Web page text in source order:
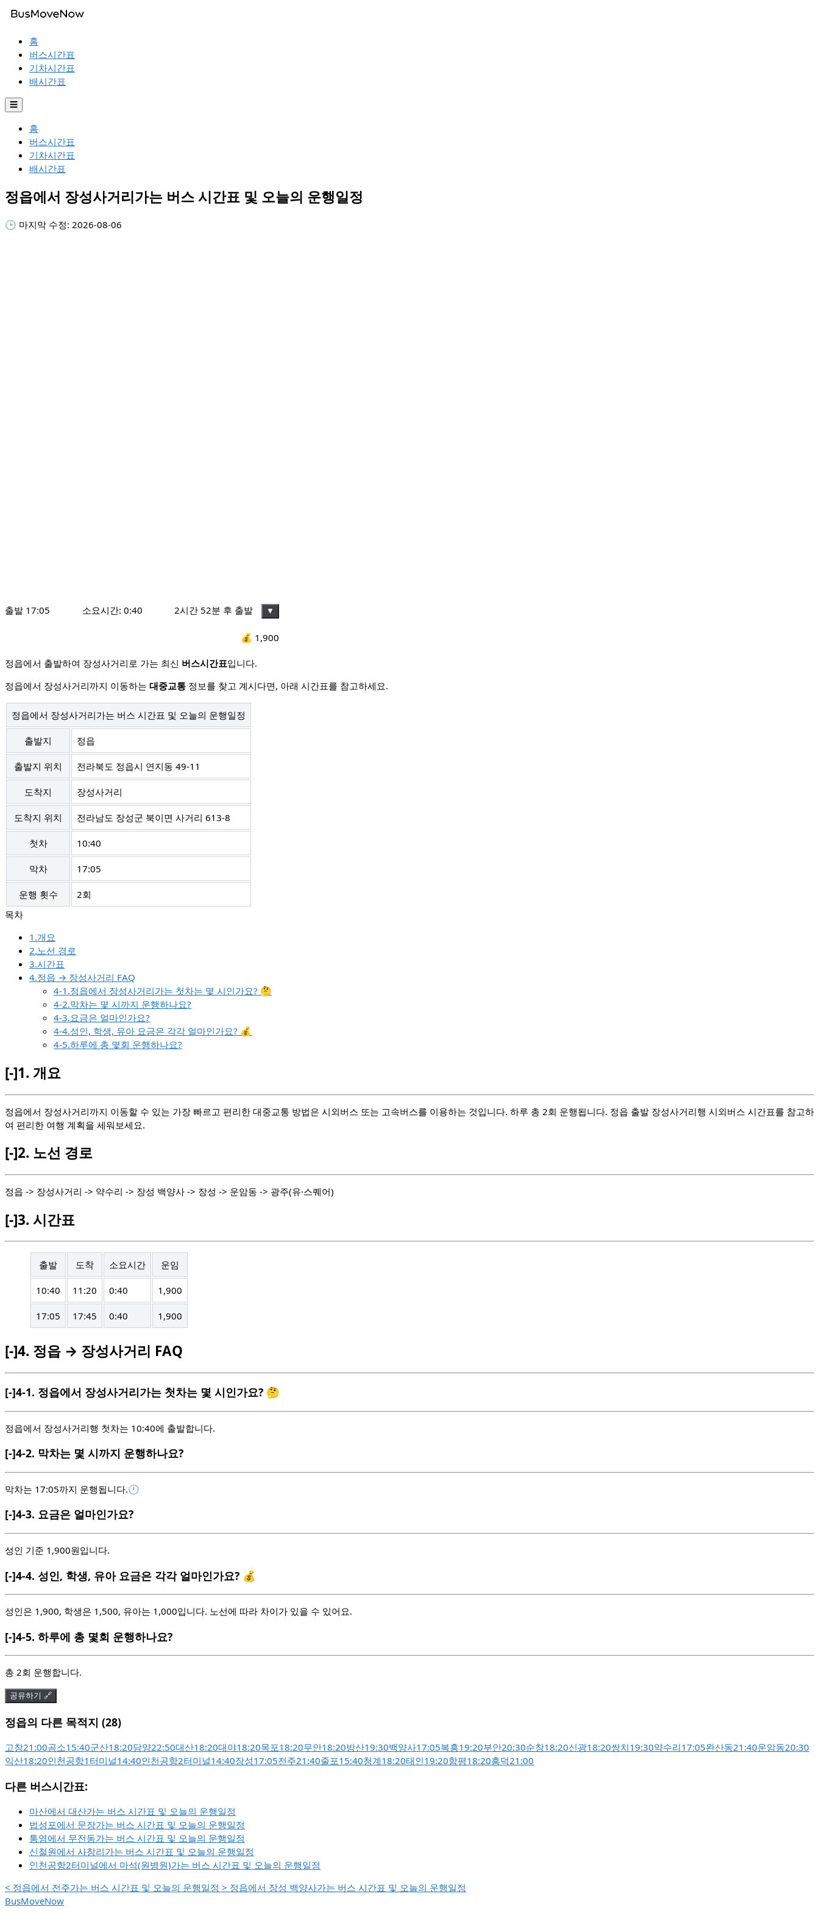
홈
버스시간표
기차시간표
배시간표
☰
홈
버스시간표
기차시간표
배시간표
정읍에서 장성사거리가는 버스 시간표 및 오늘의 운행일정
🕒 마지막 수정: 2026-08-06
출발 17:05 소요시간: 0:40 2시간 52분 후 출발 ▼
💰 1,900
정읍에서 출발하여 장성사거리로 가는 최신 버스시간표입니다.
정읍에서 장성사거리까지 이동하는 대중교통 정보를 찾고 계시다면, 아래 시간표를 참고하세요.
정읍에서 장성사거리가는 버스 시간표 및 오늘의 운행일정
출발지 정읍
출발지 위치 전라북도 정읍시 연지동 49-11
도착지 장성사거리
도착지 위치 전라남도 장성군 북이면 사거리 613-8
첫차 10:40
막차 17:05
운행 횟수 2회
1.개요
2.노선 경로
3.시간표
4.정읍 → 장성사거리 FAQ
4-1.정읍에서 장성사거리가는 첫차는 몇 시인가요? 🤔
4-2.막차는 몇 시까지 운행하나요?
4-3.요금은 얼마인가요?
4-4.성인, 학생, 유아 요금은 각각 얼마인가요? 💰
4-5.하루에 총 몇회 운행하나요?
[-]1. 개요
정읍에서 장성사거리까지 이동할 수 있는 가장 빠르고 편리한 대중교통 방법은 시외버스 또는 고속버스를 이용하는 것입니다. 하루 총 2회 운행됩니다. 정읍 출발 장성사거리행 시외버스 시간표를 참고하
여 편리한 여행 계획을 세워보세요.
[-]2. 노선 경로
정읍 -> 장성사거리 -> 약수리 -> 장성 백양사 -> 장성 -> 운암동 -> 광주(유·스퀘어)
[-]3. 시간표
출발 도착 소요시간 운임
10:40 11:20 0:40 1,900
17:05 17:45 0:40 1,900
[-]4. 정읍 → 장성사거리 FAQ
[-]4-1. 정읍에서 장성사거리가는 첫차는 몇 시인가요? 🤔
정읍에서 장성사거리행 첫차는 10:40에 출발합니다.
[-]4-2. 막차는 몇 시까지 운행하나요?
막차는 17:05까지 운행됩니다.🕛
[-]4-3. 요금은 얼마인가요?
성인 기준 1,900원입니다.
[-]4-4. 성인, 학생, 유아 요금은 각각 얼마인가요? 💰
성인은 1,900, 학생은 1,500, 유아는 1,000입니다. 노선에 따라 차이가 있을 수 있어요.
[-]4-5. 하루에 총 몇회 운행하나요?
총 2회 운행합니다.
공유하기 🔗
정읍의 다른 목적지 (28)
고창21:00곰소15:40군산18:20담양22:50대산18:20대야18:20목포18:20무안18:20방산19:30백양사17:05복흥19:20부안20:30순창18:20신광18:20쌍치19:30약수리17:05완산동21:40운암동20:30
익산18:20인천공항1터미널14:40인천공항2터미널14:40장성17:05전주21:40줄포15:40청계18:20태인19:20함평18:20흥덕21:00
다른 버스시간표:
마산에서 대산가는 버스 시간표 및 오늘의 운행일정
법성포에서 문장가는 버스 시간표 및 오늘의 운행일정
통영에서 무전동가는 버스 시간표 및 오늘의 운행일정
신철원에서 사창리가는 버스 시간표 및 오늘의 운행일정
인천공항2터미널에서 마석(원병원)가는 버스 시간표 및 오늘의 운행일정
< 정읍에서 전주가는 버스 시간표 및 오늘의 운행일정 > 정읍에서 장성 백양사가는 버스 시간표 및 오늘의 운행일정
BusMoveNow